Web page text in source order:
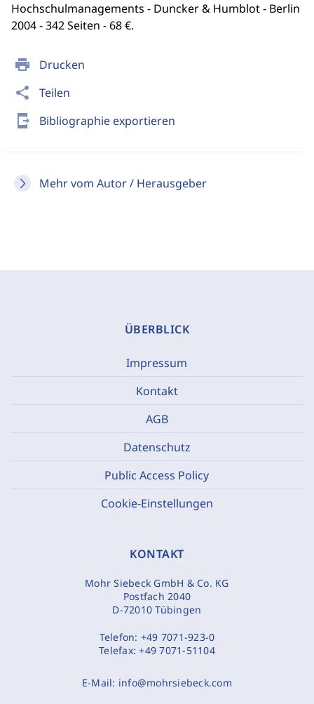
print Drucken
share Teilen
send_to_mobile Bibliographie exportieren
Mehr vom Autor / Herausgeber
Hochschulmanagements - Duncker & Humblot - Berlin
2004 - 342 Seiten - 68 €.
ÜBERBLICK
Impressum
Kontakt
AGB
Datenschutz
Public Access Policy
Cookie-Einstellungen
KONTAKT
Mohr Siebeck GmbH & Co. KG
Postfach 2040
D-72010 Tübingen
Telefon: +49 7071-923-0
Telefax:+49 7071-51104
E-Mail: info@mohrsiebeck.com